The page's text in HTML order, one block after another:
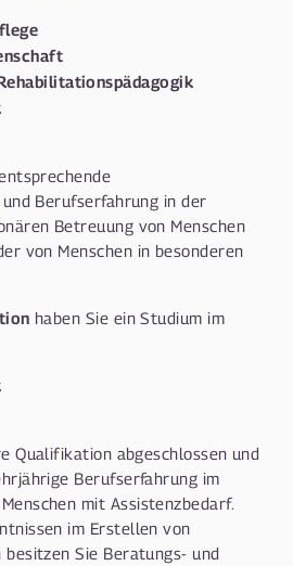
Berufserfahrung in der
Betreuung von Menschen
von Menschen in besonderen
haben Sie ein Studium im
Qualifikation abgeschlossen und
Berufserfahrung im
mit Assistenzbedarf.
im Erstellen von
Sie Beratungs- und